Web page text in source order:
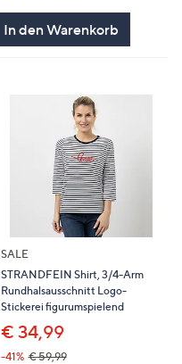
5
In den Warenkorb
SALE
STRANDFEIN Shirt, 3/4-Arm
Rundhalsausschnitt Logo-
Stickerei figurumspielend
€ 34,99
-41% € 59,99